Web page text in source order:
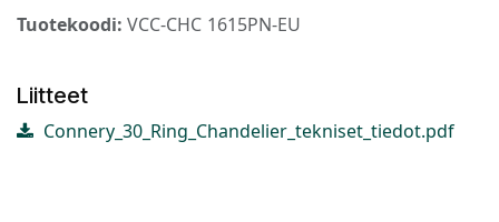
Tuotekoodi: VCC-CHC 1615PN-EU
Liitteet
Connery_30_Ring_Chandelier_tekniset_tiedot.pdf